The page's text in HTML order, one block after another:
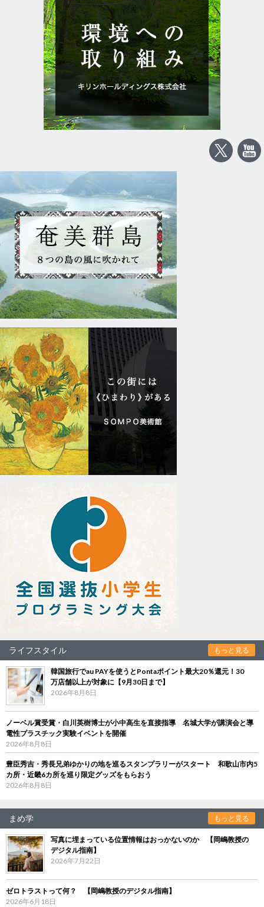
ライフスタイル もっと見る
韓国旅行でau PAYを使うとPontaポイント最大20％還元！30
万店舗以上が対象に【9月30日まで】
2026年8月8日
ノーベル賞受賞・白川英樹博士が小中高生を直接指導 名城大学が講演会と導
電性プラスチック実験イベントを開催
2026年8月8日
豊臣秀吉・秀長兄弟ゆかりの地を巡るスタンプラリーがスタート 和歌山市内5
カ所・近畿6カ所を巡り限定グッズをもらおう
2026年8月8日
まめ学 もっと見る
写真に埋まっている位置情報はおっかないのか 【岡嶋教授の
デジタル指南】
2026年7月22日
ゼロトラストって何？ 【岡嶋教授のデジタル指南】
2026年6月18日